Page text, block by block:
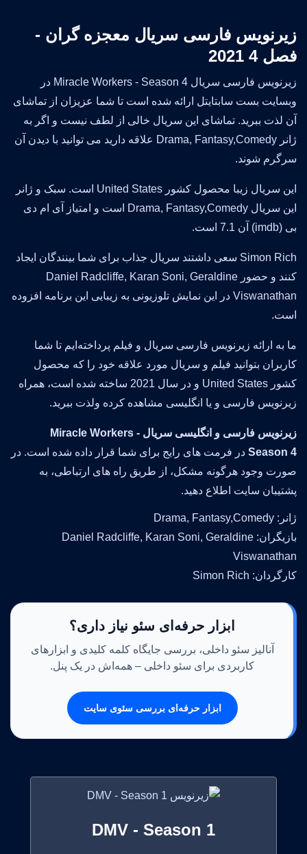
زیرنویس فارسی سریال معجزه گران -
فصل 4 2021
زیرنویس فارسی سریال Miracle Workers - Season 4 در
وبسایت بست سابتایتل ارائه شده است تا شما عزیزان از تماشای
آن لذت ببرید. تماشای این سریال خالی از لطف نیست و اگر به
ژانر Drama, Fantasy,Comedy علاقه دارید می توانید با دیدن آن
سرگرم شوند.
این سریال زیبا محصول کشور United States است. سبک و ژانر
این سریال Drama, Fantasy,Comedy است و امتیاز آی ام دی
بی (imdb) آن 7.1 است.
Simon Rich سعی داشتند سریال جذاب برای شما بینندگان ایجاد
کنند و حضور Daniel Radcliffe, Karan Soni, Geraldine
Viswanathan در این نمایش تلوزیونی به زیبایی این برنامه افزوده
است.
ما به ارائه زیرنویس فارسی سریال و فیلم پرداخته‌ایم تا شما
کاربران بتوانید فیلم و سریال مورد علاقه خود را که محصول
کشور United States و در سال 2021 ساخته شده است، همراه
زیرنویس فارسی و یا انگلیسی مشاهده کرده ولذت ببرید.
زیرنویس فارسی و انگلیسی سریال Miracle Workers -
Season 4 در فرمت های رایج برای شما قرار داده شده است. در
صورت وجود هرگونه مشکل، از طریق راه های ارتباطی، به
پشتیبان سایت اطلاع دهید.
ژانر: Drama, Fantasy,Comedy
بازیگران: Daniel Radcliffe, Karan Soni, Geraldine
Viswanathan
کارگردان: Simon Rich
ابزار حرفه‌ای سئو نیاز داری؟
آنالیز سئو داخلی، بررسی جایگاه کلمه کلیدی و ابزارهای
کاربردی برای سئو داخلی – همه‌اش در یک پنل.
ابزار حرفه‌ای بررسی سئوی سایت
DMV - Season 1